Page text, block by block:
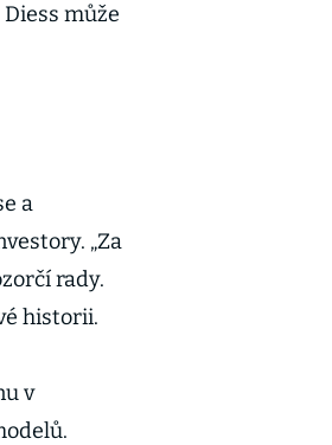
může
a
„Za
rady.
historii.
v